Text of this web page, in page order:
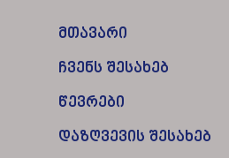
მთავარი
ჩვენს შესახებ
წევრები
დაზღვევის შესახებ